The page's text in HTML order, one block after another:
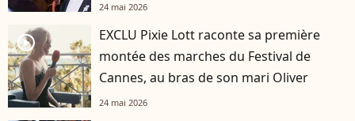
24 mai 2026
player2
EXCLU Pixie Lott raconte sa première
montée des marches du Festival de
Cannes, au bras de son mari Oliver
24 mai 2026